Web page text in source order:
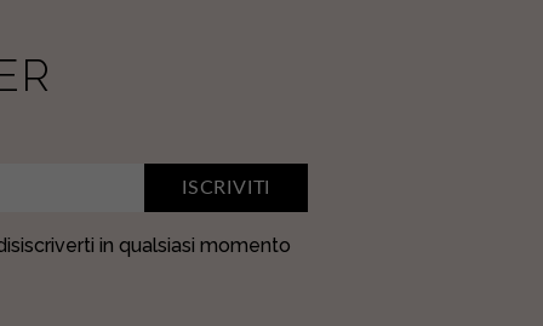
ISCRIVITI
in qualsiasi momento